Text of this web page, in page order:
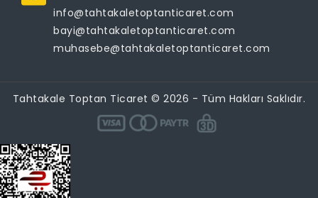
info@tahtakaletoptanticaret.com
bayi@tahtakaletoptanticaret.com
muhasebe@tahtakaletoptanticaret.com
Tahtakale Toptan Ticaret © 2026 - Tüm Hakları Saklıdır.